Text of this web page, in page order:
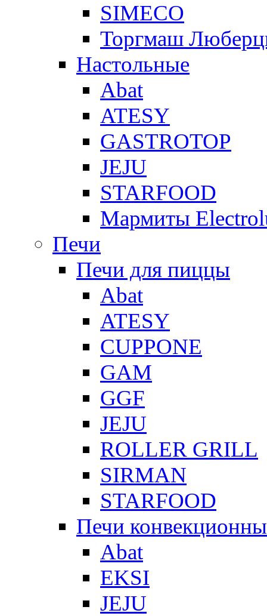
SIMECO
Торгмаш
Настольные
Abat
ATESY
GASTROTOP
JEJU
STARFOOD
Мармиты
Печи
Печи для пиццы
Abat
ATESY
CUPPONE
GAM
GGF
JEJU
ROLLER GRILL
SIRMAN
STARFOOD
Печи
Abat
EKSI
JEJU